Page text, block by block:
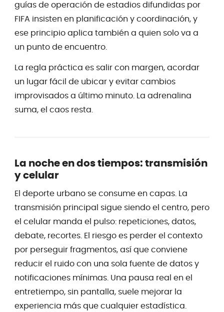
guías de operación de estadios difundidas por
FIFA insisten en planificación y coordinación, y
ese principio aplica también a quien solo va a
un punto de encuentro.
La regla práctica es salir con margen, acordar
un lugar fácil de ubicar y evitar cambios
improvisados a último minuto. La adrenalina
suma, el caos resta.
La noche en dos tiempos: transmisión
y celular
El deporte urbano se consume en capas. La
transmisión principal sigue siendo el centro, pero
el celular manda el pulso: repeticiones, datos,
debate, recortes. El riesgo es perder el contexto
por perseguir fragmentos, así que conviene
reducir el ruido con una sola fuente de datos y
notificaciones mínimas. Una pausa real en el
entretiempo, sin pantalla, suele mejorar la
experiencia más que cualquier estadística.